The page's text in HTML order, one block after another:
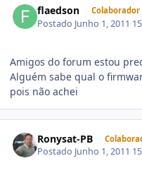
flaedson Colaborador
Postado Junho 1, 2011
Amigos do forum estou
Alguém sabe qual o
pois não achei
Ronysat-PB
Postado Junho 1, 2011